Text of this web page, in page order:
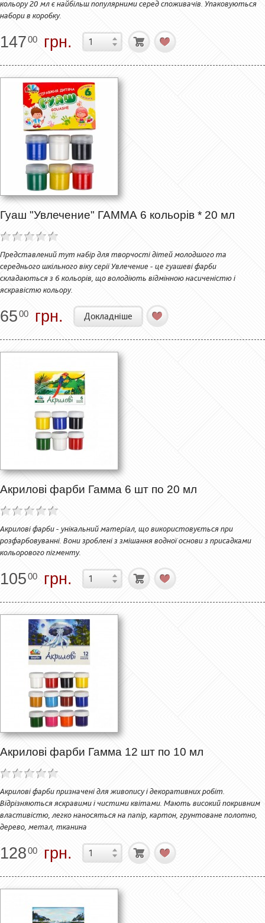
кольору 20 мл є найбільш популярними серед споживачів. Упаковуються
набори в коробку.
14700 грн.
Гуаш "Увлечение" ГАММА 6 кольорів * 20 мл
Представлений тут набір для творчості дітей молодшого та
середнього шкільного віку серії Увлечение - це гуашеві фарби
складаються з 6 кольорів, що володіють відмінною насиченістю і
яскравістю кольору.
6500 грн. Докладніше
Акрилові фарби Гамма 6 шт по 20 мл
Акрилові фарби - унікальний матеріал, що використовується при
розфарбовуванні. Вони зроблені з змішання водної основи з присадками
кольорового пігменту.
10500 грн.
Акрилові фарби Гамма 12 шт по 10 мл
Акрилові фарби призначені для живопису і декоративних робіт.
Відрізняються яскравими і чистими квітами. Мають високий покривним
властивістю, легко наносяться на папір, картон, грунтоване полотно,
дерево, метал, тканина
12800 грн.